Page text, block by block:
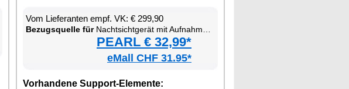
Vom Lie­fe­ran­ten empf. VK: € 299,90
Be­zugs­quel­le fürNacht­sicht­ge­rät mit Auf­nah­me­funk­ti­on
PEARL € 32,99*
eMall CHF 31.95*
Vor­han­de­ne Sup­port-Ele­men­te: